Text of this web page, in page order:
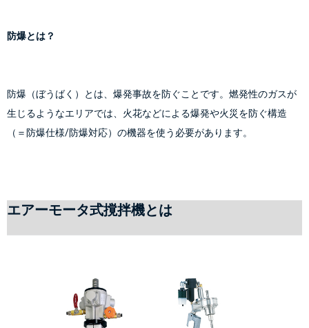
防爆とは？
防爆（ぼうばく）とは、爆発事故を防ぐことです。燃発性のガスが
生じるようなエリアでは、火花などによる爆発や火災を防ぐ構造
（＝防爆仕様/防爆対応）の機器を使う必要があります。
エアーモータ式撹拌機とは